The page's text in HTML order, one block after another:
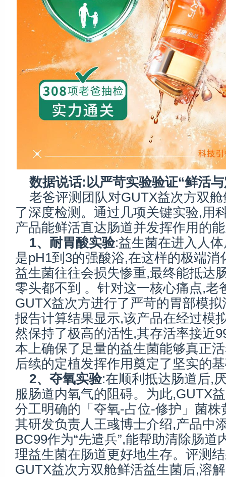
数据说话:以严苛实验验证“鲜活
老爸评测团队对GUTX益次方双
了深度检测。通过几项关键实验,用
产品能鲜活直达肠道并发挥作用的
1、耐胃酸实验:益生菌在进入人
是pH1到3的强酸浴,在这样的极端消
益生菌往往会损失惨重,最终能抵达
零头都不到 。针对这一核心痛点,老
GUTX益次方进行了严苛的胃部模
报告计算结果显示,该产品在经过模
然保持了极高的活性,其存活率接近
本上确保了足量的益生菌能够真正
后续的定植发挥作用奠定了坚实的
2、 夺氧实验:在顺利抵达肠道后,
服肠道内氧气的阻碍。为此,GUTX
分工明确的「夺氧-占位-修护」菌株
其研发负责人王彧博士介绍,产品中
BC99作为“先遣兵”,能帮助清除肠道
理益生菌在肠道更好地生存。评测
GUTX益次方双舱鲜活益生菌后,溶